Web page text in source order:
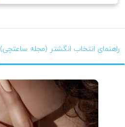
راهنمای انتخاب انگشتر (مجله ساعتچی)